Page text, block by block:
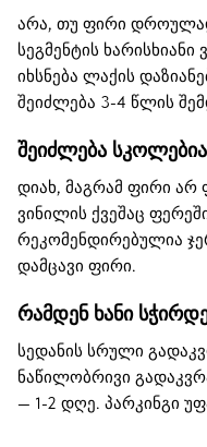
არა, თუ ფირი
სეგმენტის
იხსნება ლაქის
შეიძლება 3-4 წლის
შეიძლება
დიახ, მაგრამ ფირი
ვინილის ქვეშაც
რეკომენდირებულია
დამცავი ფირი.
რამდენ ხანი
სედანის სრული
ნაწილობრივი
— 1-2 დღე. პარკინგი